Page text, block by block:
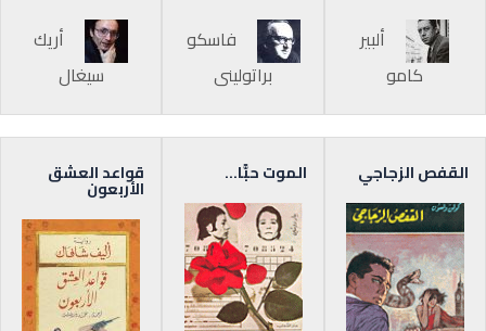
ألبير
كامو
فاسكو
براتوليني
أريك
سيغال
القفص الزجاجي الموت حبًّا… قواعد العشق
الأربعون